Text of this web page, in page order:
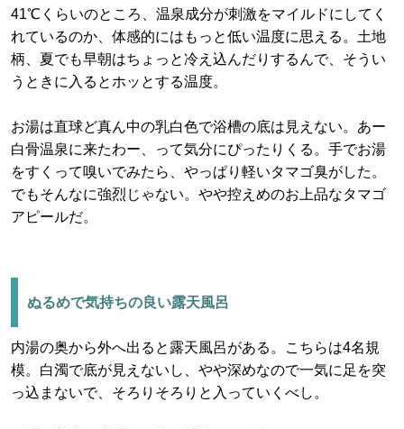
41℃くらいのところ、温泉成分が刺激をマイルドにしてく
れているのか、体感的にはもっと低い温度に思える。土地
柄、夏でも早朝はちょっと冷え込んだりするんで、そうい
うときに入るとホッとする温度。
お湯は直球ど真ん中の乳白色で浴槽の底は見えない。あー
白骨温泉に来たわー、って気分にぴったりくる。手でお湯
をすくって嗅いでみたら、やっぱり軽いタマゴ臭がした。
でもそんなに強烈じゃない。やや控えめのお上品なタマゴ
アピールだ。
ぬるめで気持ちの良い露天風呂
内湯の奥から外へ出ると露天風呂がある。こちらは4名規
模。白濁で底が見えないし、やや深めなので一気に足を突
っ込まないで、そろりそろりと入っていくべし。